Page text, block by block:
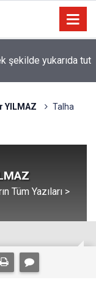
şekilde yukarıda tut
YILMAZ
Talha
Tüm Yazıları >